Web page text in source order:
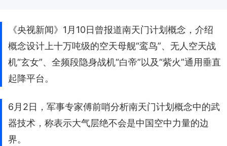
《央视新闻》1月10日曾报道南天门计划概念，介绍
概念设计上十万吨级的空天母舰“鸾鸟”、无人空天战
机“玄女”、全频段隐身战机“白帝”以及“紫火”通用垂直
起降平台。
6月2日，军事专家傅前哨分析南天门计划概念中的武
器技术，称表示大气层绝不会是中国空中力量的边
界。